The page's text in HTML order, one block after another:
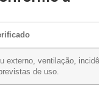
externo, ventilação,
de uso.